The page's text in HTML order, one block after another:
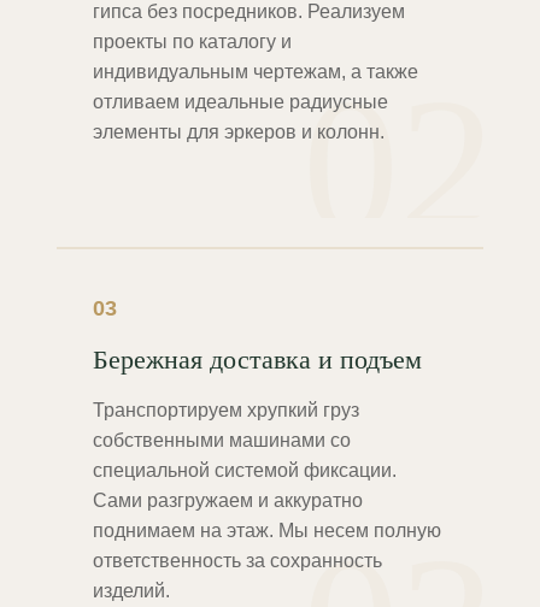
02
гипса без посредников. Реализуем
проекты по каталогу и
индивидуальным чертежам, а также
отливаем идеальные радиусные
элементы для эркеров и колонн.
03
Бережная доставка и подъем
Транспортируем хрупкий груз
собственными машинами со
специальной системой фиксации.
Сами разгружаем и аккуратно
поднимаем на этаж. Мы несем полную
ответственность за сохранность
изделий.